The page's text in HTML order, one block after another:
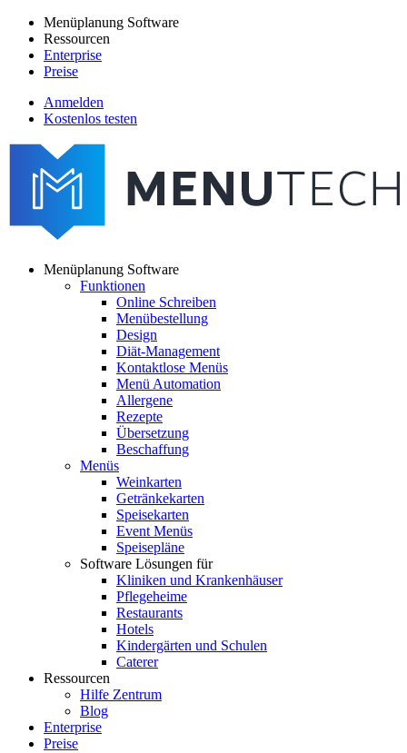
Direkt
zum
Inhalt
Main
navigation
Menüplanung Software
Ressourcen
Enterprise
Preise
menutech
navigation
Anmelden
Kostenlos testen
navigation
Menüplanung Software
Funktionen
Online Schreiben
Menübestellung
Design
Diät-Management
Kontaktlose Menüs
Menü Automation
Allergene
Rezepte
Übersetzung
Beschaffung
Menüs
Weinkarten
Getränkekarten
Speisekarten
Event Menüs
Speisepläne
Software Lösungen für
Kliniken und Krankenhäuser
Pflegeheime
Restaurants
Hotels
Kindergärten und Schulen
Caterer
Ressourcen
Hilfe Zentrum
Blog
Enterprise
Preise